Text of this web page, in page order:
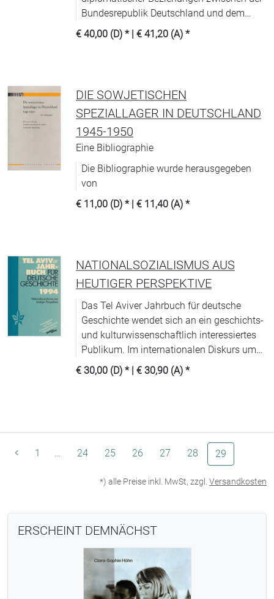
Bundesrepublik Deutschland und dem
Staat Israel. Diesem bedeutsamen Ereignis
gingen schwierige Jahre der
€ 40,00 (D) * | € 41,20 (A) *
DIE SOWJETISCHEN
SPEZIALLAGER IN DEUTSCHLAND
1945-1950
Eine Bibliographie
Die Bibliographie wurde herausgegeben
von
€ 11,00 (D) * | € 11,40 (A) *
NATIONALSOZIALISMUS AUS
HEUTIGER PERSPEKTIVE
Das Tel Aviver Jahrbuch für deutsche
Geschichte wendet sich an ein geschichts-
und kulturwissenschaftlich interessiertes
Publikum. Im internationalen Diskurs um
die deutsche Geschichtswissenschaft
nimmt das Jahrbuch einen inzwischen
€ 30,00 (D) * | € 30,90 (A) *
1 … 24 25 26 27 28 29
*) alle Preise inkl. MwSt, zzgl. Versandkosten
ERSCHEINT DEMNÄCHST